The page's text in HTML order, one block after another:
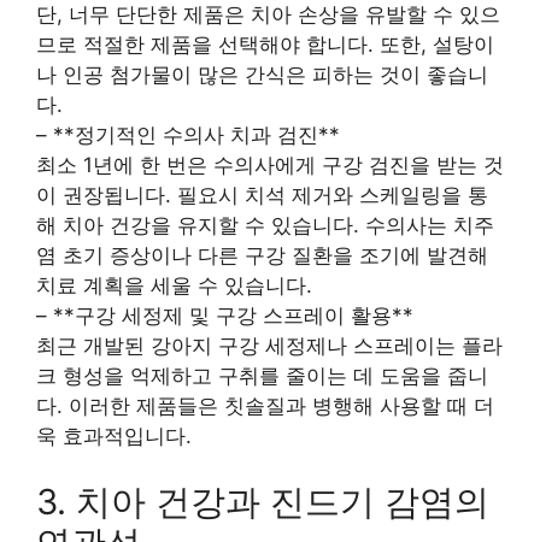
단, 너무 단단한 제품은 치아 손상을 유발할 수 있으
므로 적절한 제품을 선택해야 합니다. 또한, 설탕이
나 인공 첨가물이 많은 간식은 피하는 것이 좋습니
다.
– **정기적인 수의사 치과 검진**
최소 1년에 한 번은 수의사에게 구강 검진을 받는 것
이 권장됩니다. 필요시 치석 제거와 스케일링을 통
해 치아 건강을 유지할 수 있습니다. 수의사는 치주
염 초기 증상이나 다른 구강 질환을 조기에 발견해
치료 계획을 세울 수 있습니다.
– **구강 세정제 및 구강 스프레이 활용**
최근 개발된 강아지 구강 세정제나 스프레이는 플라
크 형성을 억제하고 구취를 줄이는 데 도움을 줍니
다. 이러한 제품들은 칫솔질과 병행해 사용할 때 더
욱 효과적입니다.
3. 치아 건강과 진드기 감염의